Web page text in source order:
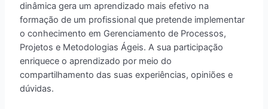
dinâmica gera um aprendizado mais efetivo na
formação de um profissional que pretende implementar
o conhecimento em Gerenciamento de Processos,
Projetos e Metodologias Ágeis. A sua participação
enriquece o aprendizado por meio do
compartilhamento das suas experiências, opiniões e
dúvidas.